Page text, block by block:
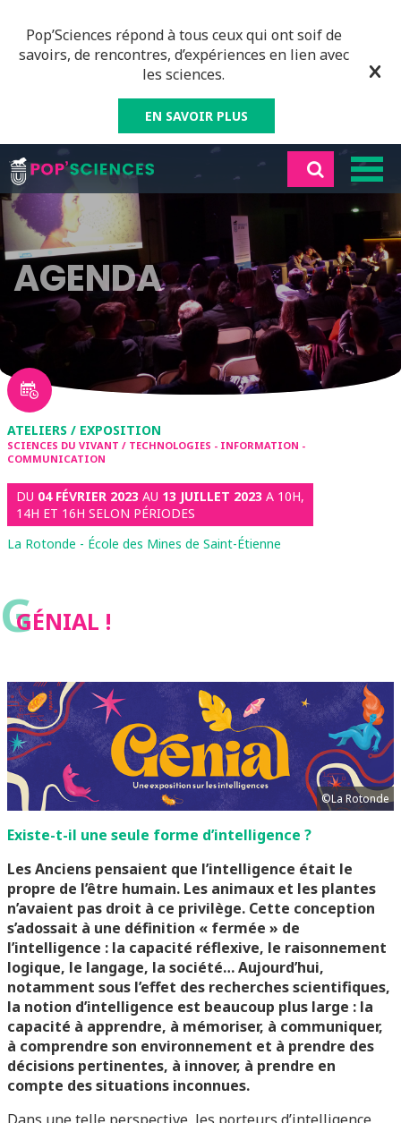
Pop’Sciences répond à tous ceux qui ont soif de
savoirs, de rencontres, d’expériences en lien avec
les sciences.
EN SAVOIR PLUS
AGENDA
ATELIERS / EXPOSITION
SCIENCES DU VIVANT / TECHNOLOGIES - INFORMATION -
COMMUNICATION
DU 04 FÉVRIER 2023 AU 13 JUILLET 2023 A 10H,
14H ET 16H SELON PÉRIODES
La Rotonde - École des Mines de Saint-Étienne
GGÉNIAL !
©La Rotonde
Existe-t-il une seule forme d’intelligence ?
Les Anciens pensaient que l’intelligence était le
propre de l’être humain. Les animaux et les plantes
n’avaient pas droit à ce privilège. Cette conception
s’adossait à une définition « fermée » de
l’intelligence : la capacité réflexive, le raisonnement
logique, le langage, la société… Aujourd’hui,
notamment sous l’effet des recherches scientifiques,
la notion d’intelligence est beaucoup plus large : la
capacité à apprendre, à mémoriser, à communiquer,
à comprendre son environnement et à prendre des
décisions pertinentes, à innover, à prendre en
compte des situations inconnues.
Dans une telle perspective, les porteurs d’intelligence